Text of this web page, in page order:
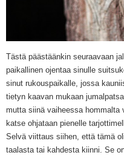
Tästä päästäänkin seuraavaan
paikallinen ojentaa sinulle
sinut rukouspaikalle, jossa
tietyn kaavan mukaan
mutta siinä vaiheessa hommalta
katse ohjataan pienelle
Selvä viittaus siihen, että tämä
taalasta tai kahdesta kiinni. Se